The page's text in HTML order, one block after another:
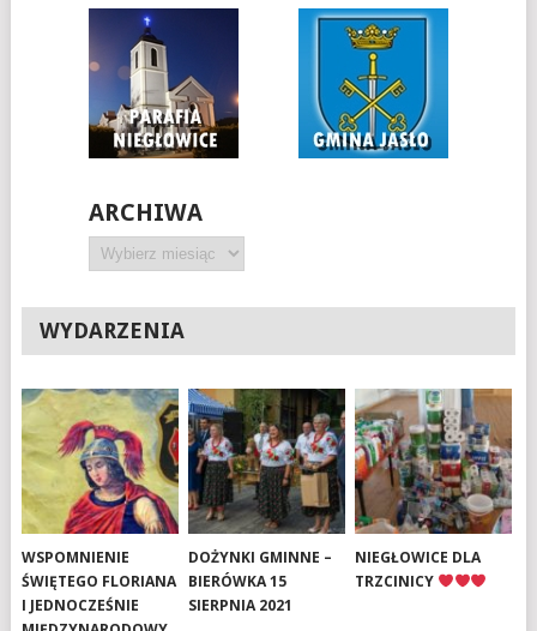
ARCHIWA
Archiwa
WYDARZENIA
WSPOMNIENIE
ŚWIĘTEGO FLORIANA
I JEDNOCZEŚNIE
DOŻYNKI GMINNE –
BIERÓWKA 15
SIERPNIA 2021
NIEGŁOWICE DLA
TRZCINICY